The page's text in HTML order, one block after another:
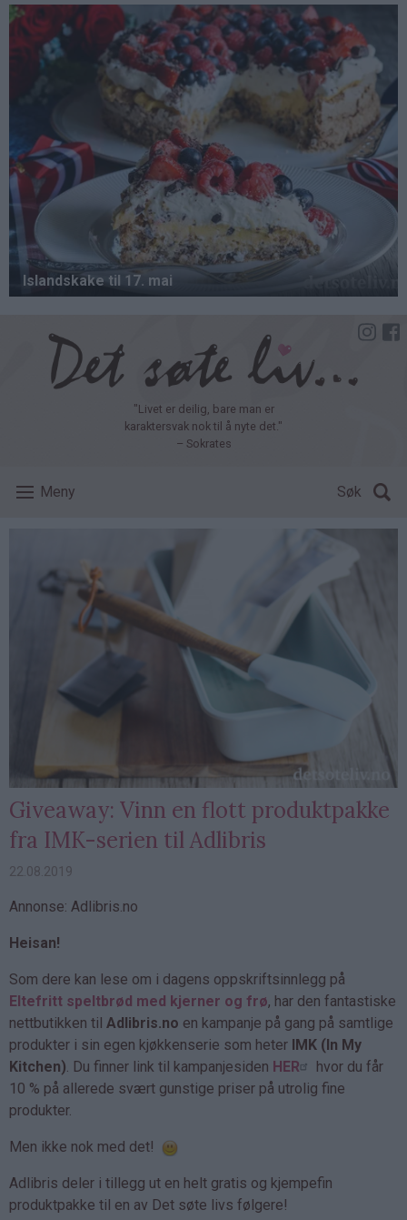
Hopp
hovedinnhold
"Livet er deilig, bare man er
karaktersvak nok til å nyte det."
– Sokrates
Meny Søk
Giveaway: Vinn en flott produktpakke
fra IMK-serien til Adlibris
22.08.2019
Annonse: Adlibris.no
Heisan!
Som dere kan lese om i dagens oppskriftsinnlegg på
Eltefritt speltbrød med kjerner og frø, har den fantastiske
nettbutikken til Adlibris.no en kampanje på gang på samtlige
produkter i sin egen kjøkkenserie som heter IMK (In My
Kitchen). Du finner link til kampanjesiden HER
hvor du får
10 % på allerede svært gunstige priser på utrolig fine
produkter.
Men ikke nok med det!
Adlibris deler i tillegg ut en helt gratis og kjempefin
produktpakke til en av Det søte livs følgere!